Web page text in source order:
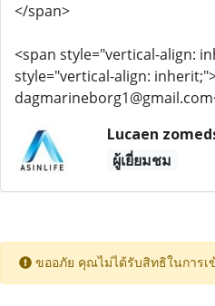
</span>
<span style="vertical-align:
style="vertical-align:
Lucaen
ผู้เยี่ยมชม
ขออภัย คุณไม่ได้รับสิทธิในการ